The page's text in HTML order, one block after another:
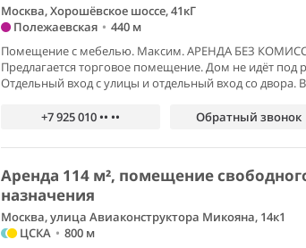
Москва, Хорошёвское шоссе, 41кГ
Полежаевская • 440 м
Помещение с мебелью. Максим. АРЕНДА БЕЗ
Предлагается торговое помещение. Дом не идёт под
Отдельный вход с улицы и отдельный вход со двора.
+7 925 010 •• •• Обратный звонок
Аренда 114 м², помещение
назначения
Москва, улица Авиаконструктора Микояна, 14к1
ЦСКА • 800 м